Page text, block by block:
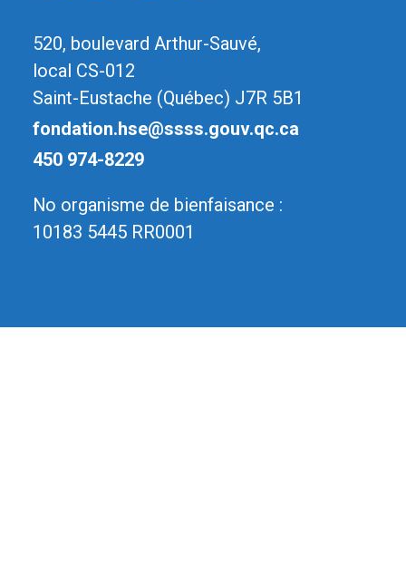
520, boulevard Arthur-Sauvé,
local CS-012
Saint-Eustache (Québec) J7R 5B1
fondation.hse@ssss.gouv.qc.ca
450 974-8229
No organisme de bienfaisance :
10183 5445 RR0001